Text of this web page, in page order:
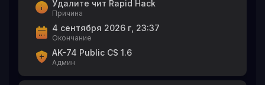
Удалите чит Rapid Hack
Причина
4 сентября 2026 г, 23:37
Окончание
AK-74 Public CS 1.6
Админ